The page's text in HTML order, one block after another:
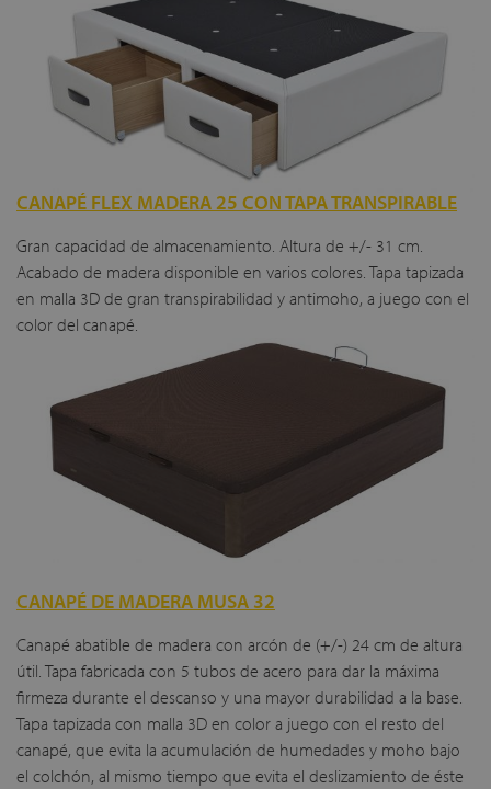
CANAPÉ FLEX MADERA 25 CON TAPA TRANSPIRABLE
Gran capacidad de almacenamiento. Altura de +/- 31 cm.
Acabado de madera disponible en varios colores. Tapa tapizada
en malla 3D de gran transpirabilidad y antimoho, a juego con el
color del canapé.
CANAPÉ DE MADERA MUSA 32
Canapé abatible de madera con arcón de (+/-) 24 cm de altura
útil. Tapa fabricada con 5 tubos de acero para dar la máxima
firmeza durante el descanso y una mayor durabilidad a la base.
Tapa tapizada con malla 3D en color a juego con el resto del
canapé, que evita la acumulación de humedades y moho bajo
el colchón, al mismo tiempo que evita el deslizamiento de éste